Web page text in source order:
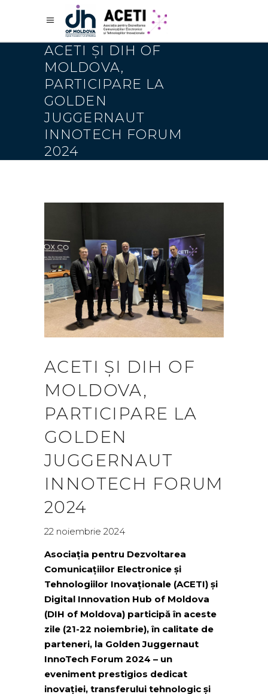
ACETI ȘI DIH OF
MOLDOVA,
PARTICIPARE LA
GOLDEN
JUGGERNAUT
INNOTECH FORUM
2024
ACETI ȘI DIH OF
MOLDOVA,
PARTICIPARE LA
GOLDEN
JUGGERNAUT
INNOTECH FORUM
2024
22 noiembrie 2024
Asociația pentru Dezvoltarea
Comunicațiilor Electronice și
Tehnologiilor Inovaționale (ACETI) și
Digital Innovation Hub of Moldova
(DIH of Moldova) participă în aceste
zile (21-22 noiembrie), în calitate de
parteneri, la Golden Juggernaut
InnoTech Forum 2024 – un
eveniment prestigios dedicat
inovației, transferului tehnologic și